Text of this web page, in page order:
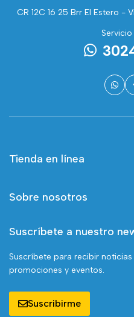
CR 12C 16 25 Brr El Estero
Tienda en línea
Sobre nosotros
Suscríbete a nuestro
Suscríbete para recibir
promociones y eventos.
Suscribirme